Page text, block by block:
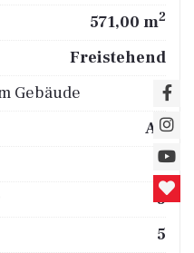
571,00 m2
Freistehend
Gebäude
2
A+
8
5
5